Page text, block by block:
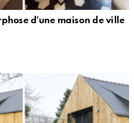
d’une maison de ville